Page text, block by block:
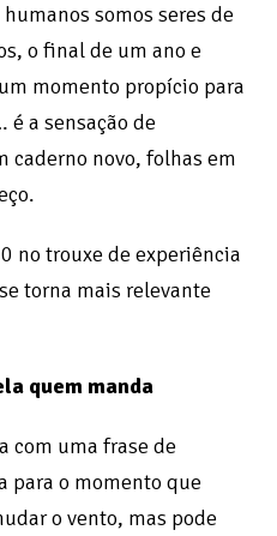
somos seres de
o final de um ano e
momento propício para
a sensação de
caderno novo, folhas em
no trouxe de experiência
torna mais relevante
quem manda
com uma frase de
para o momento que
o vento, mas pode